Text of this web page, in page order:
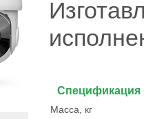
Спецификация
Масса, кг